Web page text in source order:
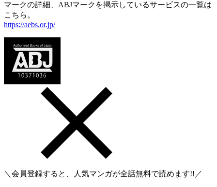
マークの詳細、ABJマークを掲示しているサービスの一覧は
こちら。
https://aebs.or.jp/
＼会員登録すると、人気マンガが全話無料で読めます!!／